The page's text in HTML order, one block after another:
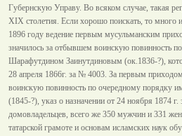
Губернскую Управу. Во всяком случае, такая
XIX столетия. Если хорошо поискать, то много
1896 году ведение первым мусульманским
значилось за отбывшем воинскую повинность
Шарафутдином Заинутдиновым (ок.1836-?),
28 апреля 1866г. за № 4003. За первым
воинскую повинность по очередному порядку
(1845-?), указ о назначении от 24 ноября 1874 г.
домовладельцев, всего же 350 мужчин и 331
татарской грамоте и основам исламских наук